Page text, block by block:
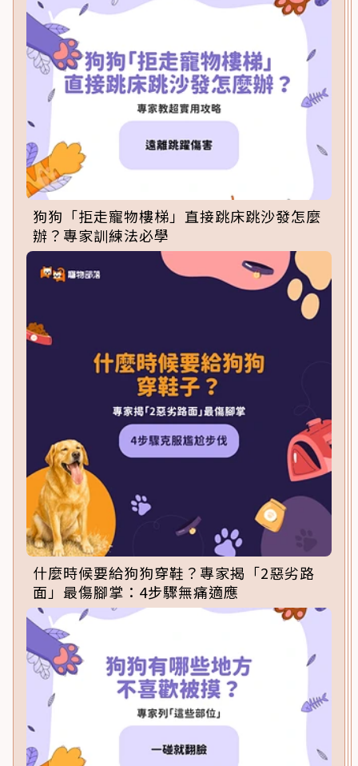
狗狗「拒走寵物樓梯」直接跳床跳沙發怎麼
辦？專家訓練法必學
什麼時候要給狗狗穿鞋？專家揭「2惡劣路
面」最傷腳掌：4步驟無痛適應